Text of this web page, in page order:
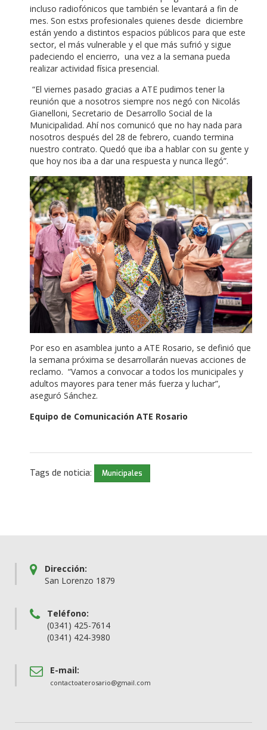
incluso radiofónicos que también se levantará a fin de
mes. Son estxs profesionales quienes desde diciembre
están yendo a distintos espacios públicos para que este
sector, el más vulnerable y el que más sufrió y sigue
padeciendo el encierro, una vez a la semana pueda
realizar actividad física presencial.
“El viernes pasado gracias a ATE pudimos tener la
reunión que a nosotros siempre nos negó con Nicolás
Gianelloni, Secretario de Desarrollo Social de la
Municipalidad. Ahí nos comunicó que no hay nada para
nosotros después del 28 de febrero, cuando termina
nuestro contrato. Quedó que iba a hablar con su gente y
que hoy nos iba a dar una respuesta y nunca llegó”.
Por eso en asamblea junto a ATE Rosario, se definió que
la semana próxima se desarrollarán nuevas acciones de
reclamo. “Vamos a convocar a todos los municipales y
adultos mayores para tener más fuerza y luchar”,
aseguró Sánchez.
Equipo de Comunicación ATE Rosario
Tags de noticia: Municipales
Dirección:
San Lorenzo 1879
Teléfono:
(0341) 425-7614
(0341) 424-3980
E-mail:
contactoaterosario@gmail.com